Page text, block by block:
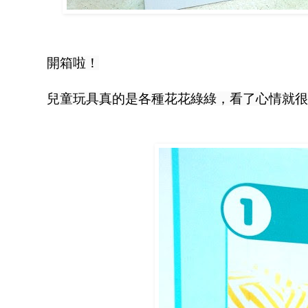
開箱啦！
兒童玩具真的是各種花花綠綠，看了心情就